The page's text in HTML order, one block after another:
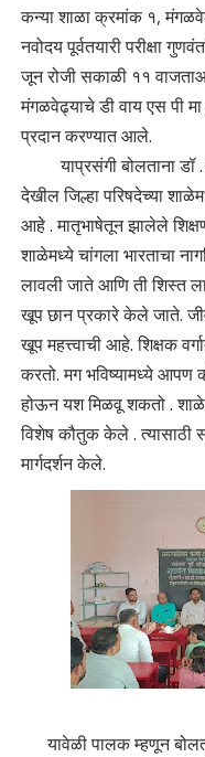
कन्या शाळा क्रमांक १,
नवोदय पूर्वतयारी परीक्षा
जून रोजी सकाळी ११
मंगळवेढ्याचे डी वाय एस पी
प्रदान करण्यात आले.
याप्रसंगी बोलताना डॉ .
देखील जिल्हा परिषदेच्या
आहे . मातृभाषेतून झालेले
शाळेमध्ये चांगला भारताचा
लावली जाते आणि ती शिस्त
खूप छान प्रकारे केले जाते.
खूप महत्त्वाची आहे. शिक्षक
करतो. मग भविष्यामध्ये आपण
होऊन यश मिळवू शकतो .
विशेष कौतुक केले . त्यासाठी
मार्गदर्शन केले.
यावेळी पालक म्हणून